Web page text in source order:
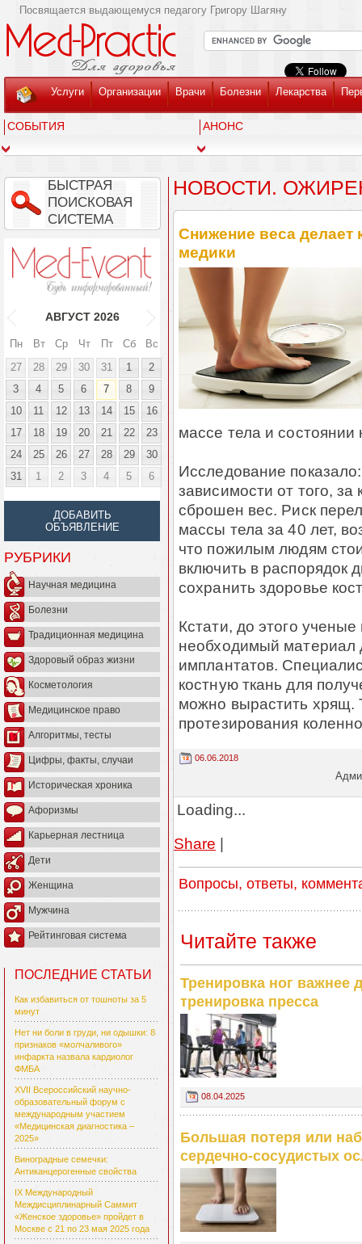
Посвящается выдающемуся педагогу Григору Шагяну
Услуги Организации Врачи Болезни Лекарства
СОБЫТИЯ АНОНС
БЫСТРАЯ
ПОИСКОВАЯ
СИСТЕМА
АВГУСТ 2026
Пн Вт Ср Чт Пт Сб
Вс
27
28 29 30 31 1
2
3
4 5 6 7 8
9
10
11 12 13 14 15
16
17
18 19 20 21 22
23
24
25 26 27 28 29
30
31
1 2 3 4 5 6
ДОБАВИТЬ
ОБЪЯВЛЕНИЕ
РУБРИКИ
Научная медицина
Болезни
Традиционная медицина
Здоровый образ жизни
Косметология
Медицинское право
Алгоритмы, тесты
Цифры, факты, случаи
Историческая хроника
Афоризмы
Карьерная лестница
Дети
Женщина
Мужчина
Рейтинговая система
ПОСЛЕДНИЕ СТАТЬИ
Как избавиться от тошноты за 5
минут
Нет ни боли в груди, ни одышки: 8
признаков «молчаливого»
инфаркта назвала кардиолог
ФМБА
XVII Всероссийский научно-
образовательный форум с
международным участием
«Медицинская диагностика –
2025»
Виноградные семечки:
Антиканцерогенные свойства
IX Международный
Междисциплинарный Саммит
«Женское здоровье» пройдет в
Москве с 21 по 23 мая 2025 года
НОВОСТИ.
Снижение веса делает
медики
массе тела и состоянии
Исследование
зависимости от того,
сброшен вес. Риск
массы тела за 40 лет,
что пожилым людям
включить в распорядок
сохранить здоровье
Кстати, до этого
необходимый материал
имплантатов.
костную ткань для
можно вырастить хрящ.
протезирования
06.06.2018
Loading...
Share |
Вопросы, ответы,
Читайте также
Тренировка ног важнее
тренировка пресса
08.04.2025
Большая потеря или
сердечно-сосудистых